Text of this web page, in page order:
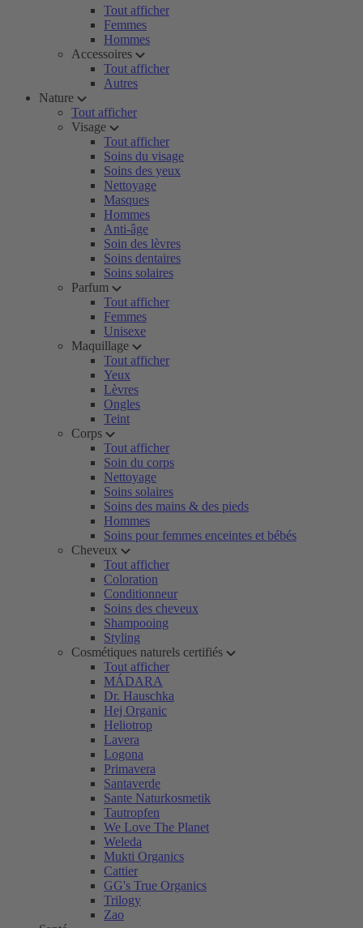
Tout afficher
Femmes
Hommes
Accessoires
Tout afficher
Autres
Nature
Tout afficher
Visage
Tout afficher
Soins du visage
Soins des yeux
Nettoyage
Masques
Hommes
Anti-âge
Soin des lèvres
Soins dentaires
Soins solaires
Parfum
Tout afficher
Femmes
Unisexe
Maquillage
Tout afficher
Yeux
Lèvres
Ongles
Teint
Corps
Tout afficher
Soin du corps
Nettoyage
Soins solaires
Soins des mains & des pieds
Hommes
Soins pour femmes enceintes et bébés
Cheveux
Tout afficher
Coloration
Conditionneur
Soins des cheveux
Shampooing
Styling
Cosmétiques naturels certifiés
Tout afficher
MÁDARA
Dr. Hauschka
Hej Organic
Heliotrop
Lavera
Logona
Primavera
Santaverde
Sante Naturkosmetik
Tautropfen
We Love The Planet
Weleda
Mukti Organics
Cattier
GG's True Organics
Trilogy
Zao